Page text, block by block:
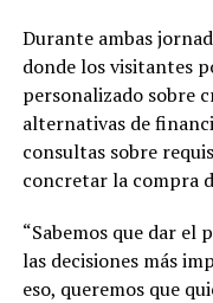
Durante ambas
donde los visitantes
personalizado sobre
alternativas de
consultas sobre
concretar la compra
“Sabemos que dar el
las decisiones más
eso, queremos que